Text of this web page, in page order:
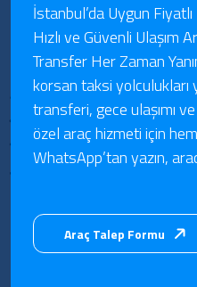
İstanbul’da Uygun
Hızlı ve Güvenli Ulaşım
Transfer Her Zaman
korsan taksi yolculukları
transferi, gece ulaşımı
özel araç hizmeti için
WhatsApp’tan yazın,
Araç Talep Formu